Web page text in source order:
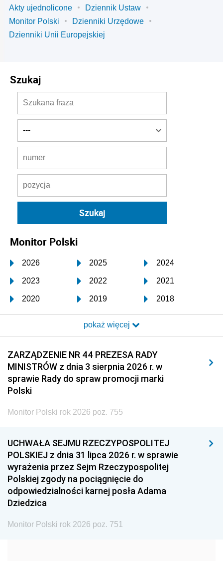
Akty ujednolicone
Dziennik Ustaw
Monitor Polski
Dzienniki Urzędowe
Dzienniki Unii Europejskiej
Szukaj
Monitor Polski
2026 2025 2024
2023 2022 2021
2020 2019 2018
2017 2016 2015
2014 2013 2012
2011 2010 2009
2008 2007 2006
2005
1996 1995 1994
1993 1992 1991
1990 1989
1987 1986 1985
pokaż więcej
ZARZĄDZENIE NR 44 PREZESA RADY
MINISTRÓW z dnia 3 sierpnia 2026 r. w
sprawie Rady do spraw promocji marki
Polski
Monitor Polski rok 2026 poz. 755
UCHWAŁA SEJMU RZECZYPOSPOLITEJ
POLSKIEJ z dnia 31 lipca 2026 r. w sprawie
wyrażenia przez Sejm Rzeczypospolitej
Polskiej zgody na pociągnięcie do
odpowiedzialności karnej posła Adama
Dziedzica
Monitor Polski rok 2026 poz. 751